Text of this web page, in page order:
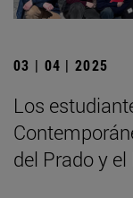
03 | 04 | 2025
Los
del Prado y